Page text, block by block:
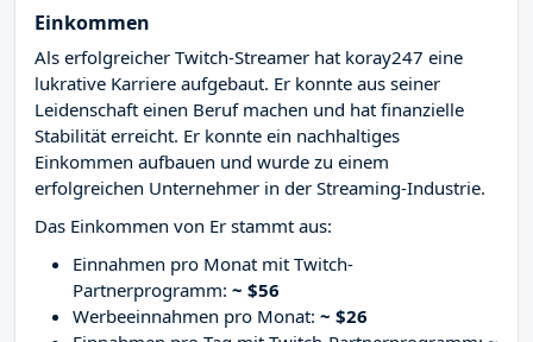
Einkommen
Als erfolgreicher Twitch-Streamer hat koray247 eine
lukrative Karriere aufgebaut. Er konnte aus seiner
Leidenschaft einen Beruf machen und hat finanzielle
Stabilität erreicht. Er konnte ein nachhaltiges
Einkommen aufbauen und wurde zu einem
erfolgreichen Unternehmer in der Streaming-Industrie.
Das Einkommen von Er stammt aus:
Einnahmen pro Monat mit Twitch-
Partnerprogramm: ~ $56
Werbeeinnahmen pro Monat: ~ $26